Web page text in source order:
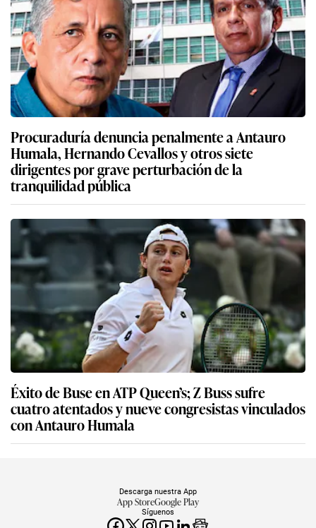
Procuraduría denuncia penalmente a Antauro
Humala, Hernando Cevallos y otros siete
dirigentes por grave perturbación de la
tranquilidad pública
Éxito de Buse en ATP Queen’s; Z Buss sufre
cuatro atentados y nueve congresistas vinculados
con Antauro Humala
Síguenos
Descarga nuestra App
App StoreGoogle Play